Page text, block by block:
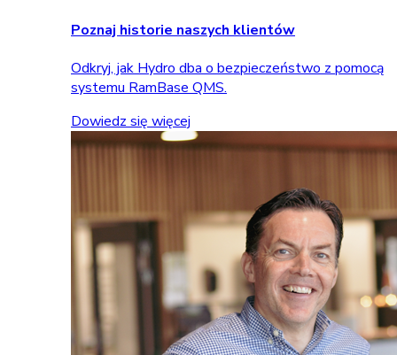
Poznaj historie naszych klientów
Odkryj, jak Hydro dba o bezpieczeństwo z pomocą
systemu RamBase QMS.
Dowiedz się więcej